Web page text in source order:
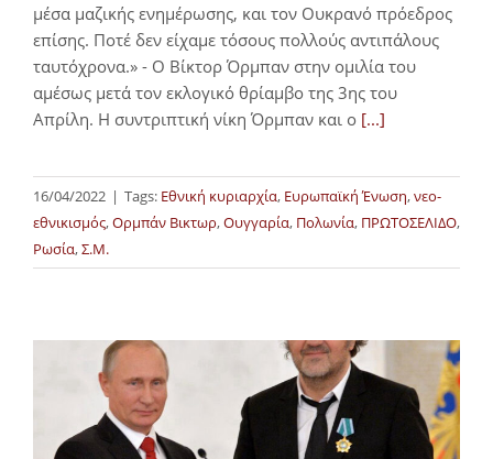
μέσα μαζικής ενημέρωσης, και τον Ουκρανό πρόεδρος
επίσης. Ποτέ δεν είχαμε τόσους πολλούς αντιπάλους
ταυτόχρονα.» - Ο Βίκτορ Όρμπαν στην ομιλία του
αμέσως μετά τον εκλογικό θρίαμβο της 3ης του
Απρίλη. Η συντριπτική νίκη Όρμπαν και ο [...]
16/04/2022 | Tags: Εθνική κυριαρχία, Ευρωπαϊκή Ένωση,νεο-
εθνικισμός,Ορμπάν Βικτωρ,Ουγγαρία, Πολωνία, ΠΡΩΤΟΣΕΛΙΔΟ,
Ρωσία,Σ.Μ.